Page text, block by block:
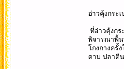
อ่าวคุ้งกระ
ที่อ่าวคุ้งก
พิจารณาพื้น
โกงกางครั้
ดาบ ปลาตี